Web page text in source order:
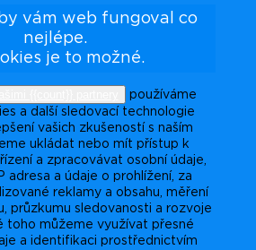
vám web fungoval co
nejlépe.
je to možné.
používáme
a další sledovací technologie
vašich zkušeností s naším
ukládat nebo mít přístup k
a zpracovávat osobní údaje,
adresa a údaje o prohlížení, za
reklamy a obsahu, měření
průzkumu sledovanosti a rozvoje
toho můžeme využívat přesné
a identifikaci prostřednictvím